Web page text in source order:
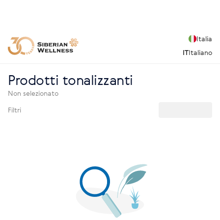
Italia
ITItaliano
Prodotti tonalizzanti
Non selezionato
Filtri